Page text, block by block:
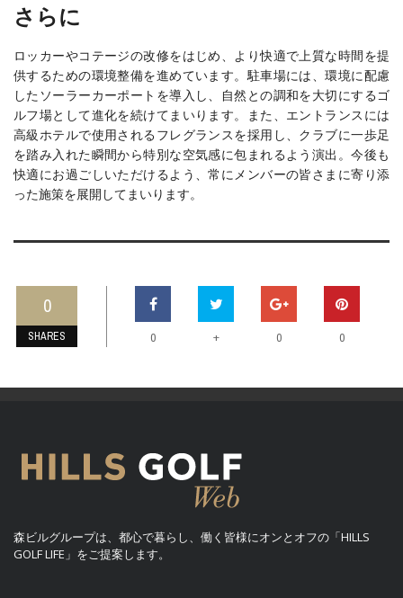
さらに
ロッカーやコテージの改修をはじめ、より快適で上質な時間を提
供するための環境整備を進めています。駐車場には、環境に配慮
したソーラーカーポートを導入し、自然との調和を大切にするゴ
ルフ場として進化を続けてまいります。また、エントランスには
高級ホテルで使用されるフレグランスを採用し、クラブに一歩足
を踏み入れた瞬間から特別な空気感に包まれるよう演出。今後も
快適にお過ごしいただけるよう、常にメンバーの皆さまに寄り添
った施策を展開してまいります。
0
SHARES 0 + 0 0
森ビルグループは、都心で暮らし、働く皆様にオンとオフの「HILLS
GOLF LIFE」をご提案します。